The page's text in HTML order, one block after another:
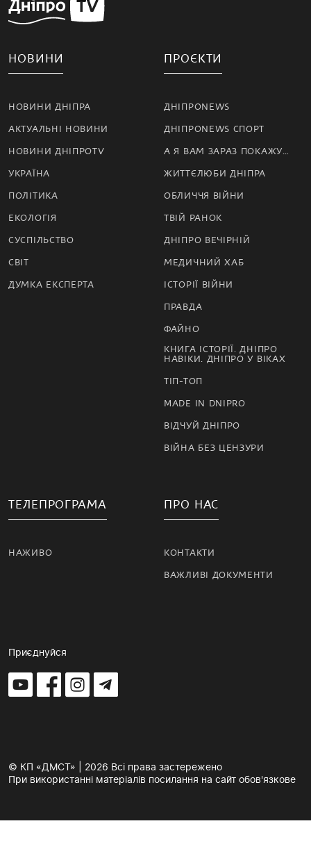
НОВИНИ
НОВИНИ ДНІПРА
АКТУАЛЬНІ НОВИНИ
НОВИНИ ДНІПРОTV
УКРАЇНА
ПОЛІТИКА
ЕКОЛОГІЯ
СУСПІЛЬСТВО
СВІТ
ДУМКА ЕКСПЕРТА
ПРОЄКТИ
ДНІПРОNEWS
ДНІПРОNEWS СПОРТ
А Я ВАМ ЗАРАЗ ПОКАЖУ…
ЖИТТЄЛЮБИ ДНІПРА
ОБЛИЧЧЯ ВІЙНИ
ТВІЙ РАНОК
ДНІПРО ВЕЧІРНІЙ
МЕДИЧНИЙ ХАБ
ІСТОРІЇ ВІЙНИ
ПРАВДА
ФАЙНО
КНИГА ІСТОРІЇ. ДНІПРО
НАВІКИ. ДНІПРО У ВІКАХ
ТІП-ТОП
MADE IN DNIPRO
ВІДЧУЙ ДНІПРО
ВІЙНА БЕЗ ЦЕНЗУРИ
ТЕЛЕПРОГРАМА
НАЖИВО
ПРО НАС
КОНТАКТИ
ВАЖЛИВІ ДОКУМЕНТИ
Приєднуйся
© КП «ДМСТ» | 2026 Всі права застережено
При використанні матеріалів посилання на сайт обов'язкове